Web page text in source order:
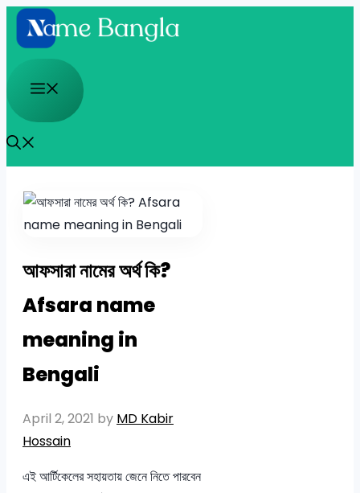
Skip
to
content
Menu
আফসারা নামের অর্থ কি?
Afsara name
meaning in
Bengali
April 2, 2021 by MD Kabir
Hossain
এই আর্টিকেলের সহায়তায় জেনে নিতে পারবেন